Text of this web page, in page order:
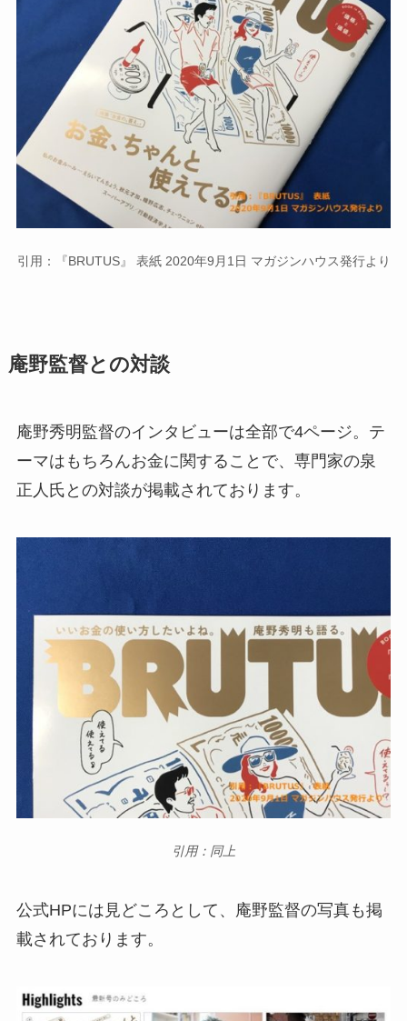
引用：『BRUTUS』 表紙 2020年9月1日 マガジンハウス発行より
庵野監督との対談
庵野秀明監督のインタビューは全部で4ページ。テ
ーマはもちろんお金に関することで、専門家の泉
正人氏との対談が掲載されております。
引用：同上
公式HPには見どころとして、庵野監督の写真も掲
載されております。